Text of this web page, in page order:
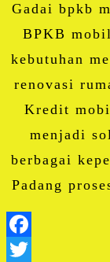
Gadai bpkb
BPKB
kebutuhan
renovasi
Kredit
menjadi
berbagai
Padang